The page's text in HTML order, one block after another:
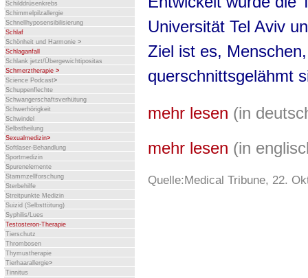
Schilddrüsenkrebs
Schimmelpilzallergie
Schnellhyposensibilisierung
Schlaf
Schönheit und Harmonie >
Schlaganfall
Schlank jetzt/Übergewichtipositas
Schmerztherapie >
Science Podcast>
Schuppenflechte
Schwangerschaftsverhütung
Schwerhörigkeit
Schwindel
Selbstheilung
Sexualmedizin>
Softlaser-Behandlung
Sportmedizin
Spurenelemente
Stammzellforschung
Sterbehilfe
Streitpunkte Medizin
Suizid (Selbsttötung)
Syphilis/Lues
Testosteron-Therapie
Tierschutz
Thrombosen
Thymustherapie
Tierhaarallergie>
Tinnitus
Universität Tel Aviv
Ziel ist es,
querschnittsgelähmt
mehr lesen (in
mehr lesen (in
Quelle:Medical Tribune, 22.